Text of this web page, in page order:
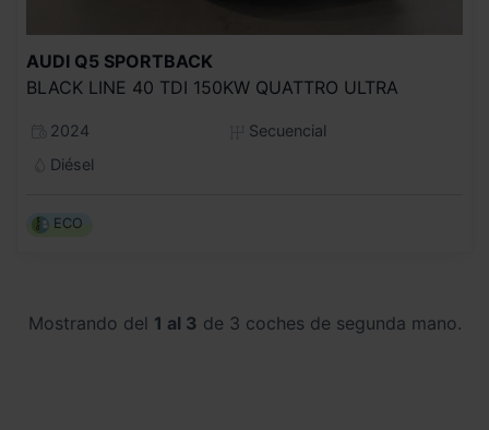
AUDI Q5 SPORTBACK
BLACK LINE 40 TDI 150KW QUATTRO ULTRA
2024
Secuencial
Diésel
ECO
Mostrando del 1 al 3 de 3 coches de segunda mano.